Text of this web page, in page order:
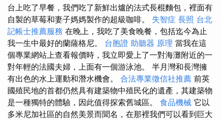
台上吃了早餐，我們吃了新鮮出爐的法式長棍麵包，裡面有
自製的草莓和妻子媽媽製作的超級咖啡。 失智症 長照 台北
記帳士推薦服務 在晚上，我吃了美食晚餐，包括迄今為止
我一生中最好的蘭薩格尼。 台胞證 助聽器 原理 當我在這
個專業網站上查看報價時，我立即愛上了一對海灘附近的一
對年輕的法國夫婦，上面有一個游泳池。 半月灣和長灣擁
有出色的水上運動和潛水機會。 合法專業徵信社推薦 前英
國殖民地的首都仍然具有建築物中殖民化的遺產，其建築物
是一種獨特的體驗，因此值得探索舊城區。 食品機械 它以
多米尼加社區的自然美景而聞名，在那裡我們可以看到巨大